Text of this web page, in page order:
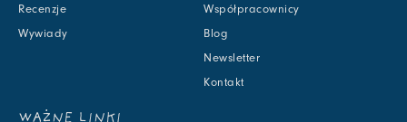
Recenzje
Wywiady
Współpracownicy
Blog
Newsletter
Kontakt
WAŻNE LINKI